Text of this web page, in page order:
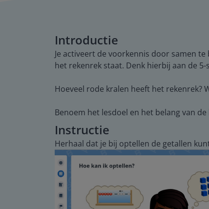
Introductie
Je activeert de voorkennis door samen
het rekenrek staat. Denk hierbij aan de
Hoeveel rode kralen heeft het rekenrek?
Benoem het lesdoel en het belang van
Instructie
Herhaal dat je bij optellen de getallen